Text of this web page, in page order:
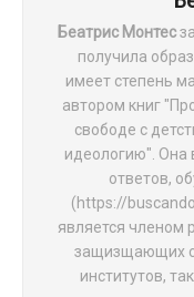
Беатрис Монтес
получила
имеет степень
автором книг
свободе с
идеологию". Она
ответов,
(https://
является членом
защизщающих
институтов,